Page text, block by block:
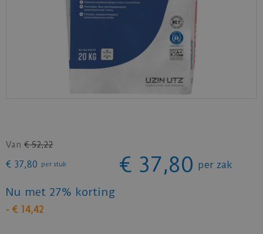
Van € 52,22
€ 37,80 per stuk € 37,80 per zak
Nu met 27% korting
- € 14,42